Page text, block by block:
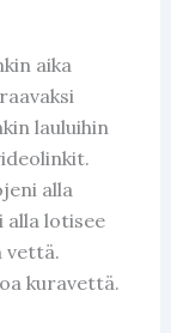
aika
lauluihin
alla
alla lotisee
vettä.
kuravettä.